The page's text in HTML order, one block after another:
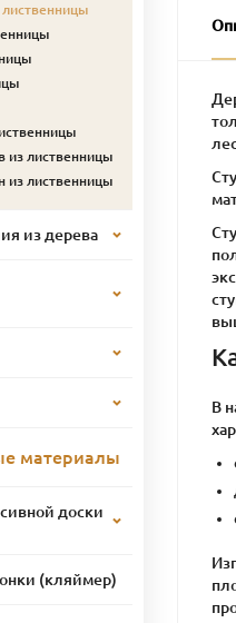
В
лиственницы
из лиственницы
из лиственницы
из дерева
материалы
доски
(кляймер)